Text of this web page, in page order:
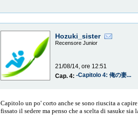
Hozuki_sister
Recensore Junior
21/08/14, ore 12:51
Cap. 4:-Capitolo 4: 俺の妻...
Capitolo un po' corto anche se sono riuscita a
fissato il sedere ma penso che a scelta di sasuke